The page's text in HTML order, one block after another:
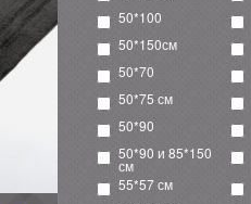
50*100
50*150см
50*70
50*75 см
50*90
50*90 и 85*150
см
55*57 см